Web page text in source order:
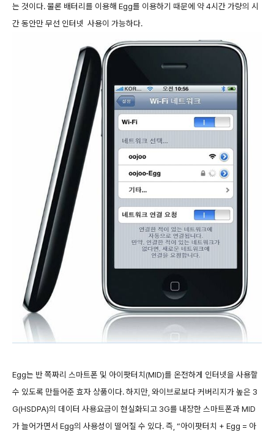
는 것이다. 물론 배터리를 이용해 Egg를 이용하기 때문에 약 4시간 가량의 시
간 동안만 무선 인터넷 사용이 가능하다.
Egg는 반 쪽짜리 스마트폰 및 아이팟터치(MID)를 온전하게 인터넷을 사용할
수 있도록 만들어준 효자 상품이다. 하지만, 와이브로보다 커버리지가 높은 3
G(HSDPA)의 데이터 사용요금이 현실화되고 3G를 내장한 스마트폰과 MID
가 늘어가면서 Egg의 사용성이 떨어질 수 있다. 즉, “아이팟터치 + Egg = 아